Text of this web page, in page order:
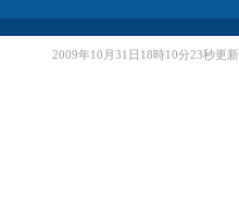
2009年10月31日18時10分23秒更新